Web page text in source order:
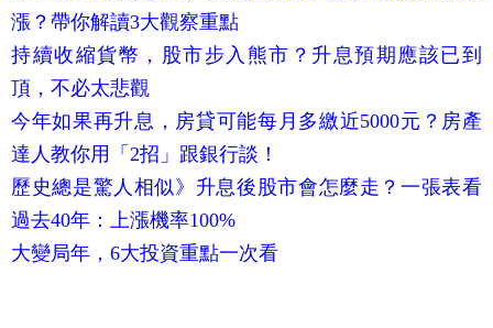
漲？帶你解讀3大觀察重點
持續收縮貨幣，股市步入熊市？升息預期應該已到
頂，不必太悲觀
今年如果再升息，房貸可能每月多繳近5000元？房產
達人教你用「2招」跟銀行談！
歷史總是驚人相似》升息後股市會怎麼走？一張表看
過去40年：上漲機率100%
大變局年，6大投資重點一次看